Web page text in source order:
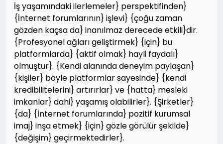
İş yaşamındaki ilerlemeler} perspektifinden}
{İnternet forumlarının} işlevi} {çoğu zaman
gözden kaçsa da} inanılmaz derecede etkili}dir.
{Profesyonel ağları geliştirmek} {için} bu
platformlarda} {aktif olmak} hayli faydalı}
olmuştur}. {Kendi alanında deneyim paylaşan}
{kişiler} böyle platformlar sayesinde} {kendi
kredibilitelerini} artırırlar} ve {hatta} mesleki
imkanlar} dahi} yaşamış olabilirler}. {Şirketler}
{da} {İnternet forumlarında} pozitif kurumsal
imaj} inşa etmek} {için} gözle görülür şekilde}
{değişim} geçirmektedirler}.